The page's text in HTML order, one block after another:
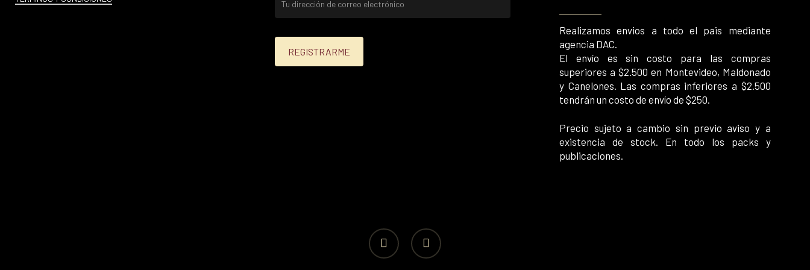
Realizamos envios a todo el pais mediante
agencia DAC.
El envío es sin costo para las compras
superiores a $2.500 en Montevideo, Maldonado
y Canelones. Las compras inferiores a $2.500
tendrán un costo de envío de $250.
Precio sujeto a cambio sin previo aviso y a
existencia de stock. En todo los packs y
publicaciones.
facebook instagram